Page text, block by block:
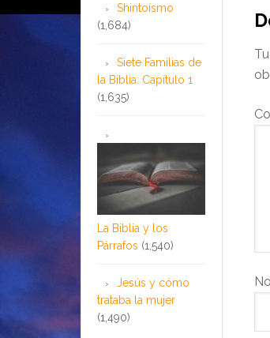
Shintoísmo
(1,684)
Siete Familias de
la Biblia: Capítulo 1
(1,635)
La Biblia y los
Párrafos (1,540)
Jesús y cómo
trataba la mujer
(1,490)